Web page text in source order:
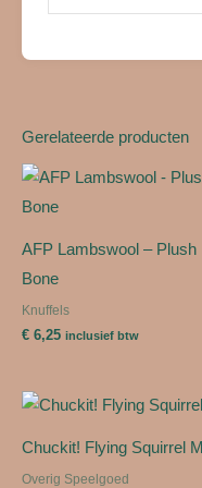
Gerelateerde producten
AFP Lambswool – Plush
Bone
Knuffels
€ 6,25 inclusief btw
Chuckit! Flying Squirrel M
Overig Speelgoed